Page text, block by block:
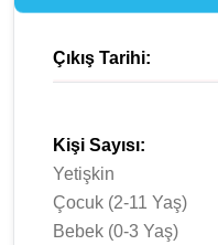
Çıkış Tarihi:
Kişi Sayısı:
Yetişkin
Çocuk (2-11 Yaş)
Bebek (0-3 Yaş)